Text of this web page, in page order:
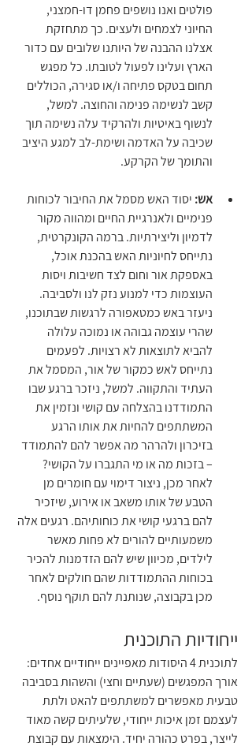
פולטים ואנו נושפים פחמן דו-חמצני,
החיוני לצמחים ולעצים. כך מתחזקת
אצלנו ההבנה של היותנו שלובים עם כדור
הארץ ועלינו לפעול לטובתו. כל מפגש
תחום בטקס פתיחה ו/או סגירה, הכוללים
קשב לנשימה פנימה והחוצה. למשל,
לנשוף באיטיות ולהרקיד עלה נשימה תוך
שכיבה על האדמה ושימת-לב למגע היציב
והתומך של הקרקע.
אש: יסוד האש מסמל את החיבור לכוחות
פנימיים ולאנרגיית החיים ומהווה מקור
לדמיון וליצירתיות. ברמה הקונקרטית,
נתייחס לחיוניות האש בהכנת אוכל,
באספקת אור וחום לצד חשיבות ויסות
העוצמות כדי למנוע נזק לנו ולסביבה.
ניעזר באש כמטאפורה לרגשות שבתוכנו,
שהרי עוצמה גבוהה או נמוכה עלולה
להביא לתוצאות לא רצויות. לפעמים
נתייחס לאש כמקור של אור, המסמל את
העתיד והתקווה. למשל, ניזכר ברגע שבו
התמודדנו בהצלחה עם קושי ונזמין את
המשתתפים להחיות את אותו הרגע
בזיכרון ולהרהר מה אפשר להם להתמודד
– בזכות מה או מי התגברו על הקושי?
לאחר מכן, ניצור דימוי עם חומרים מן
הטבע של אותו משאב או אירוע, שיזכיר
להם ברגעי קושי את כוחותיהם. רגעים אלה
משמעותיים להורים לא פחות מאשר
לילדים, מכיוון שיש להם הזדמנות להכיר
בכוחות ההתמודדות שהם חולקים לאחר
מכן בקבוצה, שנותנת להם תוקף נוסף.
ייחודיות התוכנית
לתוכנית 4 היסודות מאפיינים ייחודיים אחדים:
אורך המפגשים (שעתיים וחצי) והשהות בסביבה
טבעית מאפשרים למשתתפים להאט ולתת
לעצמם זמן איכות ייחודי, שלעיתים קשה מאוד
לייצר, בפרט כהורה יחיד. הימצאות עם קבוצת